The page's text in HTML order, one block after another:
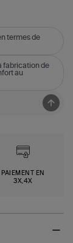
termes de
fabrication de
au
PAIEMENT EN
3X,4X